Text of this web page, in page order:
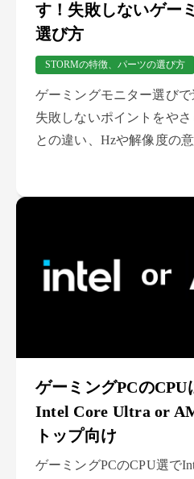
す！失敗しないゲー
選び方
STORMの特徴、パーツの選び方
ゲーミングモニター選びで
失敗しないポイントをや
との違い、Hzや解像度の
まで、購入前に知ってお
ゲーミングPCのCPU
Intel Core Ultra or
トップ向け
ゲーミングPCのCPU選で